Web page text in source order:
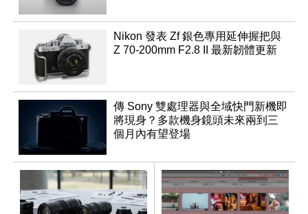
Nikon 發表 Zf 銀色專用延伸握把與
Z 70-200mm F2.8 II 最新韌體更新
傳 Sony 雙處理器與全域快門新機即
將現身？多款機身鏡頭未來兩到三
個月內有望登場